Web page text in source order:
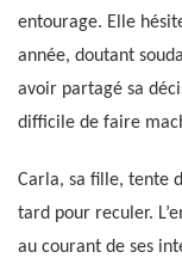
entourage. Elle
année, doutant
avoir partagé sa
difficile de faire
Carla, sa fille, tente
tard pour reculer.
au courant de ses